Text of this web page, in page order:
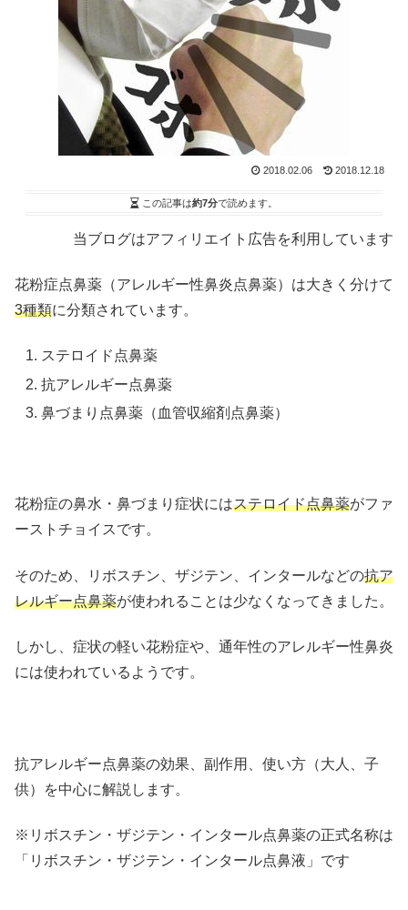
2018.02.06 2018.12.18
この記事は約7分で読めます。
当ブログはアフィリエイト広告を利用しています
花粉症点鼻薬（アレルギー性鼻炎点鼻薬）は大きく分けて
3種類に分類されています。
ステロイド点鼻薬
抗アレルギー点鼻薬
鼻づまり点鼻薬（血管収縮剤点鼻薬）
花粉症の鼻水・鼻づまり症状にはステロイド点鼻薬がファ
ーストチョイスです。
そのため、リボスチン、ザジテン、インタールなどの抗ア
レルギー点鼻薬が使われることは少なくなってきました。
しかし、症状の軽い花粉症や、通年性のアレルギー性鼻炎
には使われているようです。
抗アレルギー点鼻薬の効果、副作用、使い方（大人、子
供）を中心に解説します。
※リボスチン・ザジテン・インタール点鼻薬の正式名称は
「リボスチン・ザジテン・インタール点鼻液」です